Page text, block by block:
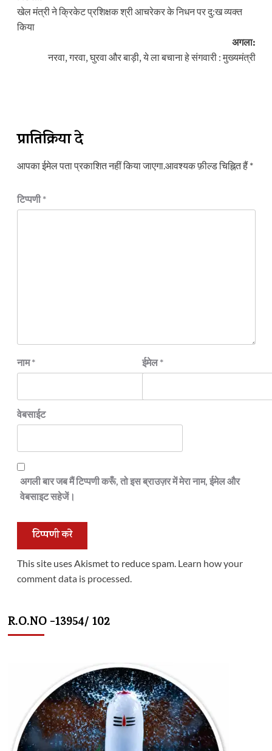
नेविगेशन
खेल मंत्री ने क्रिकेट प्रशिक्षक श्री आचरेकर के निधन पर दु:ख व्यक्त
किया
अगला:
नरवा, गरवा, घुरवा और बाड़ी, ये ला बचाना हे संगवारी : मुख्यमंत्री
प्रातिक्रिया दे
आपका ईमेल पता प्रकाशित नहीं किया जाएगा.आवश्यक फ़ील्ड चिह्नित हैं*
टिप्पणी*
नाम* ईमेल*
वेबसाईट
अगली बार जब मैं टिप्पणी करूँ, तो इस ब्राउज़र में मेरा नाम, ईमेल और
वेबसाइट सहेजें।
This site uses Akismet to reduce spam. Learn how your
comment data is processed.
R.O.NO -13954/ 102